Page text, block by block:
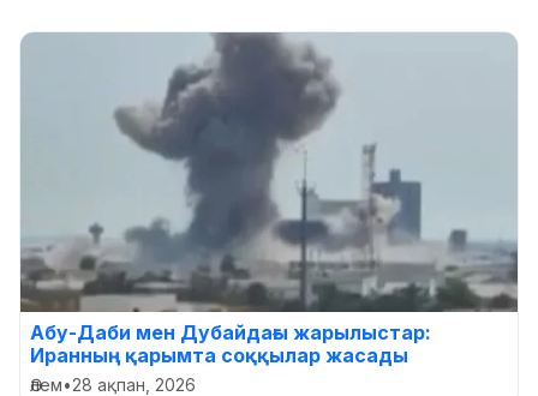
Абу-Даби мен Дубайдағы жарылыстар:
Иранның қарымта соққылар жасады
Әлем•28 ақпан, 2026